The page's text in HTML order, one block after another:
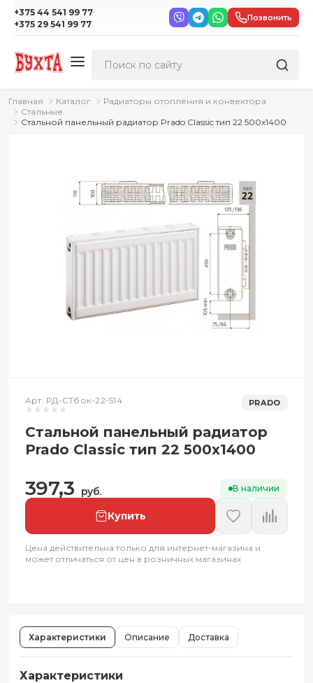
+375 44 541 99 77·
+375 29 541 99 77
Позвонить
Главная Каталог
Радиаторы отопления и конвектора
Стальные
Стальной панельный радиатор Prado Classic тип 22 500x1400
Арт. РД-СТбок-22-514 PRADO
Стальной панельный радиатор
Prado Classic тип 22 500x1400
397,3 руб. В наличии
Купить
Цена действительна только для интернет-магазина и
может отличаться от цен в розничных магазинах
Характеристики Описание Доставка
Характеристики